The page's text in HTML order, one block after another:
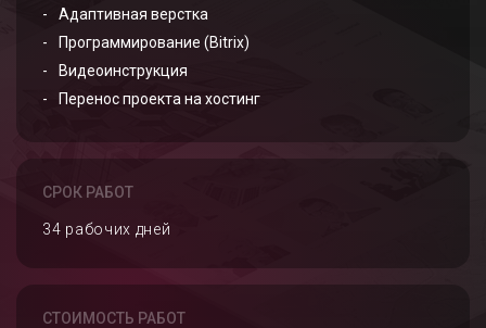
Адаптивная верстка
Программирование (Bitrix)
Видеоинструкция
Перенос проекта на хостинг
СРОК РАБОТ
34 рабочих дней
СТОИМОСТЬ РАБОТ